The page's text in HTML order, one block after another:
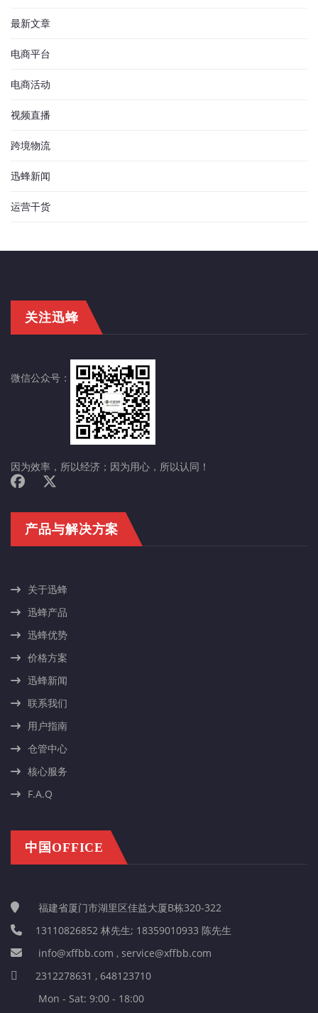
最新文章
电商平台
电商活动
视频直播
跨境物流
迅蜂新闻
运营干货
关注迅蜂
微信公众号：
因为效率，所以经济；因为用心，所以认同！
产品与解决方案
关于迅蜂
迅蜂产品
迅蜂优势
价格方案
迅蜂新闻
联系我们
用户指南
仓管中心
核心服务
F.A.Q
中国OFFICE
福建省厦门市湖里区佳益大厦B栋320-322
13110826852 林先生; 18359010933 陈先生
info@xffbb.com , service@xffbb.com
2312278631 , 648123710
Mon - Sat: 9:00 - 18:00